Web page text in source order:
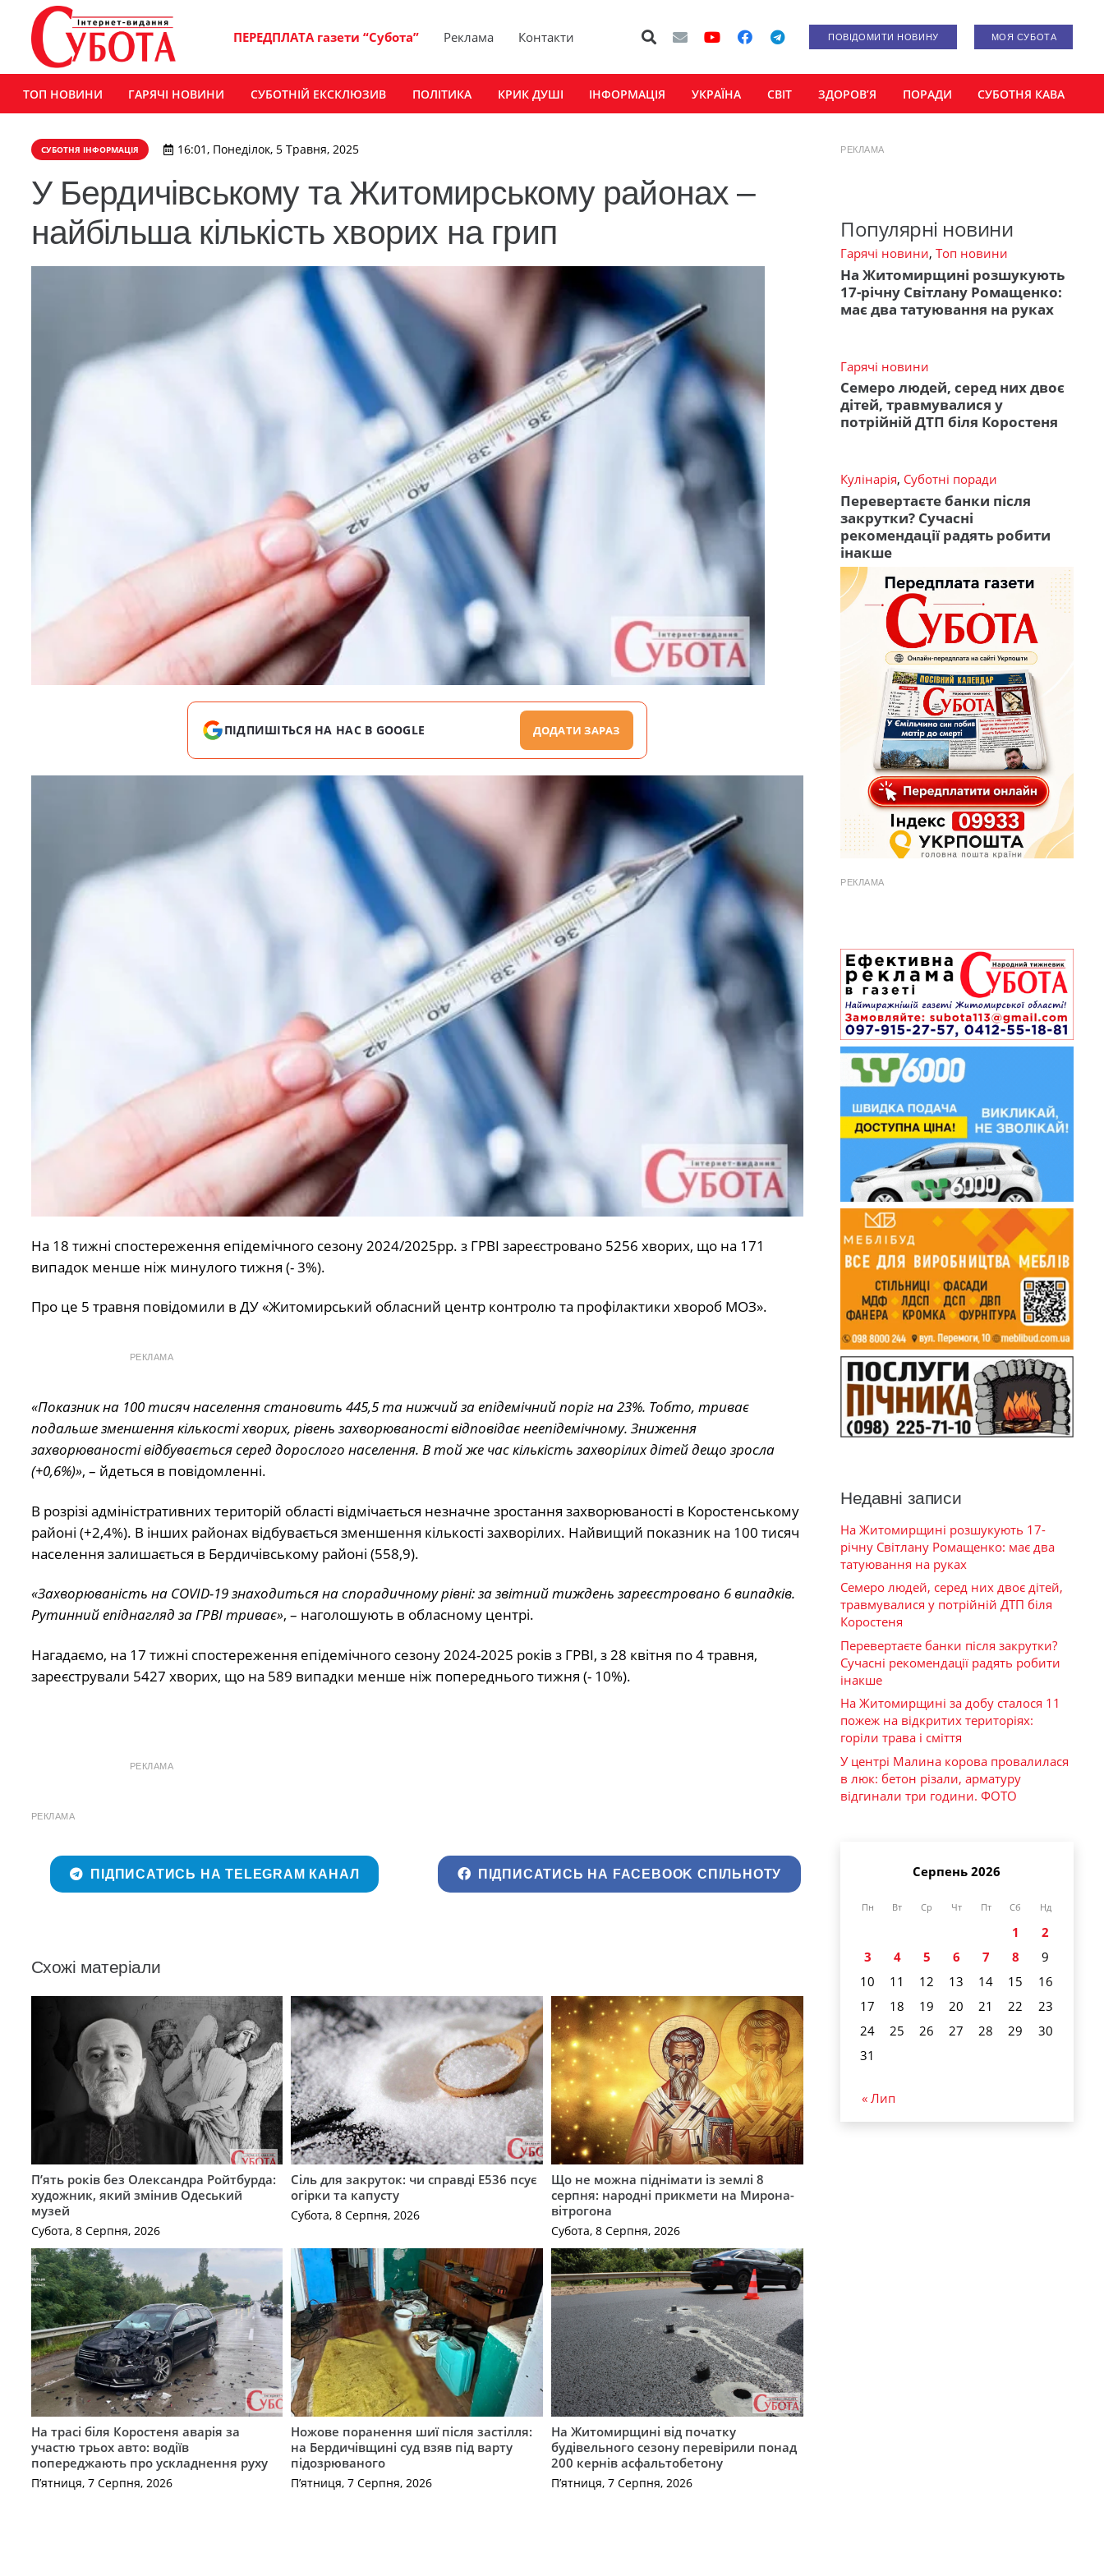
ПЕРЕДПЛАТА газети “Субота” Реклама Контакти ПОВІДОМИТИ НОВИНУ МОЯ СУБОТА
ТОП НОВИНИ ГАРЯЧІ НОВИНИ СУБОТНІЙ ЕКСКЛЮЗИВ ПОЛІТИКА КРИК ДУШІ ІНФОРМАЦІЯ УКРАЇНА СВІТ ЗДОРОВ’Я ПОРАДИ СУБОТНЯ КАВА
СУБОТНЯ ІНФОРМАЦІЯ 16:01, Понеділок, 5 Травня, 2025
У Бердичівському та Житомирському районах –
найбільша кількість хворих на грип
ПІДПИШІТЬСЯ НА НАС В GOOGLE ДОДАТИ ЗАРАЗ
На 18 тижні спостереження епідемічного сезону 2024/2025рр. з ГРВІ зареєстровано 5256 хворих, що на 171
випадок менше ніж минулого тижня (- 3%).
Про це 5 травня повідомили в ДУ «Житомирський обласний центр контролю та профілактики хвороб МОЗ».
РЕКЛАМА
«Показник на 100 тисяч населення становить 445,5 та нижчий за епідемічний поріг на 23%. Тобто, триває
подальше зменшення кількості хворих, рівень захворюваності відповідає неепідемічному. Зниження
захворюваності відбувається серед дорослого населення. В той же час кількість захворілих дітей дещо зросла
(+0,6%)», – йдеться в повідомленні.
В розрізі адміністративних територій області відмічається незначне зростання захворюваності в Коростенському
районі (+2,4%). В інших районах відбувається зменшення кількості захворілих. Найвищий показник на 100 тисяч
населення залишається в Бердичівському районі (558,9).
«Захворюваність на COVID-19 знаходиться на спорадичному рівні: за звітний тиждень зареєстровано 6 випадків.
Рутинний епіднагляд за ГРВІ триває», – наголошують в обласному центрі.
Нагадаємо, на 17 тижні спостереження епідемічного сезону 2024-2025 років з ГРВІ, з 28 квітня по 4 травня,
зареєстрували 5427 хворих, що на 589 випадки менше ніж попереднього тижня (- 10%).
РЕКЛАМА
РЕКЛАМА
ПІДПИСАТИСЬ НА TELEGRAM КАНАЛ ПІДПИСАТИСЬ НА FACEBOOK СПІЛЬНОТУ
Схожі матеріали
П’ять років без Олександра Ройтбурда:
художник, який змінив Одеський
музей
Субота, 8 Серпня, 2026
Сіль для закруток: чи справді Е536 псує
огірки та капусту
Субота, 8 Серпня, 2026
Що не можна піднімати із землі 8
серпня: народні прикмети на Мирона-
вітрогона
Субота, 8 Серпня, 2026
На трасі біля Коростеня аварія за
участю трьох авто: водіїв
попереджають про ускладнення руху
П’ятниця, 7 Серпня, 2026
Ножове поранення шиї після застілля:
на Бердичівщині суд взяв під варту
підозрюваного
П’ятниця, 7 Серпня, 2026
На Житомирщині від початку
будівельного сезону перевірили понад
200 кернів асфальтобетону
П’ятниця, 7 Серпня, 2026
РЕКЛАМА
Популярні новини
Гарячі новини, Топ новини
На Житомирщині розшукують
17-річну Світлану Ромащенко:
має два татуювання на руках
Гарячі новини
Семеро людей, серед них двоє
дітей, травмувалися у
потрійній ДТП біля Коростеня
Кулінарія, Суботні поради
Перевертаєте банки після
закрутки? Сучасні
рекомендації радять робити
інакше
РЕКЛАМА
Недавні записи
На Житомирщині розшукують 17-
річну Світлану Ромащенко: має два
татуювання на руках
Семеро людей, серед них двоє дітей,
травмувалися у потрійній ДТП біля
Коростеня
Перевертаєте банки після закрутки?
Сучасні рекомендації радять робити
інакше
На Житомирщині за добу сталося 11
пожеж на відкритих територіях:
горіли трава і сміття
У центрі Малина корова провалилася
в люк: бетон різали, арматуру
відгинали три години. ФОТО
Серпень 2026
Пн Вт Ср Чт Пт Сб Нд
1
2
3
4 5 6 7 8
9
10
11 12 13 14 15
16
17
18 19 20 21 22
23
24
25 26 27 28 29
30
31
« Лип